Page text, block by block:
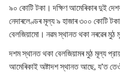
৯০ কোটি টকা। দক্ষিণ আমেৰিকাৰ দুই
নেদাৰলেণ্ডৰ মূল্য ৯ হাজাৰ ৩০০ কোটি
বেলজিয়ামো। নৱম স্থানত থকা নৰৱেৰ
দশম স্থানত থকা বেলজিয়ামৰ মুঠ মূল্য
আমেৰিকাই অষ্টাদশ স্থানত আছে, য'ত